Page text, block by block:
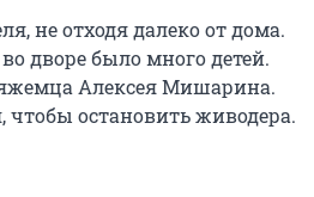
не отходя далеко от дома.
дворе было много детей.
Алексея Мишарина.
остановить живодера.